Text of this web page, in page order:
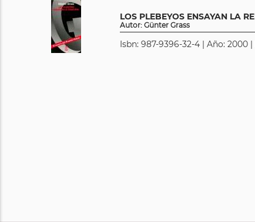
LOS PLEBEYOS ENSAYAN LA
Autor: Günter Grass
Isbn: 987-9396-32-4 | Año: 2000 |